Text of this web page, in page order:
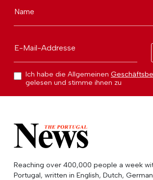
Name
E-Mail-Addresse
Ich habe die Allgemeinen
gelesen und stimme ihnen zu
Reaching over 400,000 people a week
Portugal, written in English, Dutch,